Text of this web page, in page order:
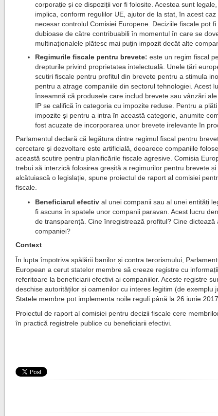
corporație și ce dispoziții vor fi folosite. Acestea sunt
implica, conform regulilor UE, ajutor de la stat, în acest caz
necesar controlul Comisiei Europene. Deciziile fiscale pot
dubioase de către contribuabili în momentul în care se
multinaționalele plătesc mai puțin impozit decât alte
Regimurile fiscale pentru brevete:este un regim fiscal
drepturile privind proprietatea intelectuală. Unele țări
scutiri fiscale pentru profitul din brevete pentru a stimula
pentru a atrage companiile din sectorul tehnologiei. Acest
înseamnă că produsele care includ brevete sau vânzări
IP se califică în categoria cu impozite reduse. Pentru a
impozite și pentru a intra în această categorie, anumite
fost acuzate de incorporarea unor brevete irelevante în
Parlamentul declară că legătura dintre regimul fiscal pentru
cercetare și dezvoltare este artificială, deoarece companiile
această scutire pentru planificările fiscale agresive. Comisia
trebui să interzică folosirea greșită a regimurilor pentru brevete și
alcătuiască o legislație, spune proiectul de raport al comisiei
fiscale.
Beneficiarul efectival unei companii sau al unei entități
fi ascuns în spatele unor companii paravan. Acest lucru
de transparență. Cine înregistrează profitul? Cine dictează
companiei?
Context
În lupta împotriva spălării banilor și contra terorismului,
European a cerut statelor membre să creeze registre cu
referitoare la beneficiarii efectivi ai companiilor. Aceste registre
deschise autorităților și oamenilor cu interes legitim (de exemplu
Statele membre pot implementa noile reguli până la 26 iunie
Proiectul de raport al comisiei pentru decizii fiscale cere
în practică registrele publice cu beneficiarii efectivi.